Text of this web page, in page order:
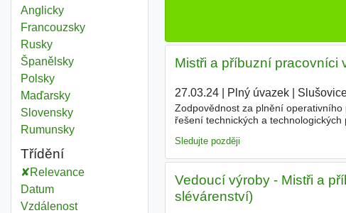
Anglicky
Francouzsky
Rusky
Španělsky
Polsky
Maďarsky
Slovensky
Rumunsky
Třídění
Relevance
Datum
Vzdálenost
Mistři a příbuzní pracovníci
27.03.24| Plný úvazek|
Zodpovědnost za plnění operativního
řešení technických a
Sledujte později
Vedoucí výroby - Mistři a
slévárenství)